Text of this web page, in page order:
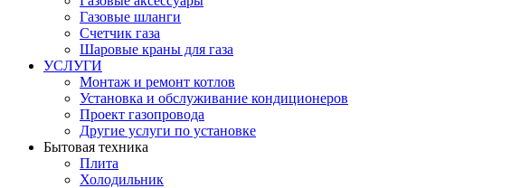
Газовые шланги
Счетчик газа
Шаровые краны для газа
УСЛУГИ
Монтаж и ремонт котлов
Установка и обслуживание кондиционеров
Проект газопровода
Другие услуги по установке
Бытовая техника
Плита
Холодильник